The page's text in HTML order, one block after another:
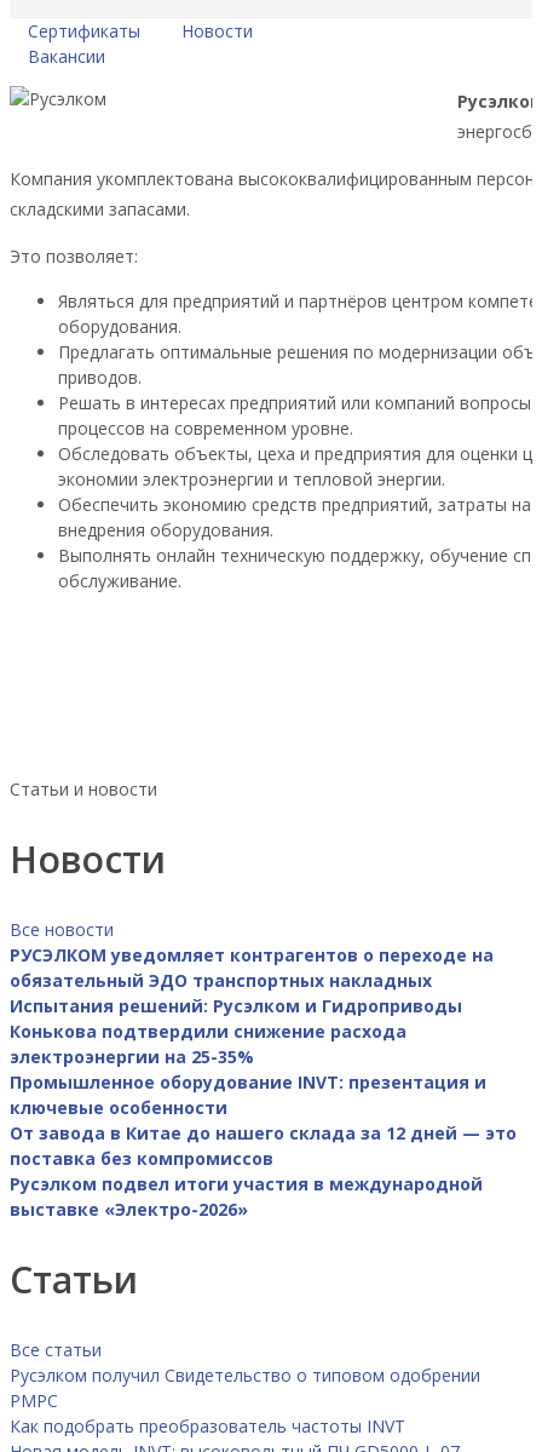
Сертификаты
Новости
Вакансии
Компания укомплектована высококвалифицированным
складскими запасами.
Это позволяет:
Являться для предприятий и партнёров центром
оборудования.
Предлагать оптимальные решения по модернизации
приводов.
Решать в интересах предприятий или компаний вопросы
процессов на современном уровне.
Обследовать объекты, цеха и предприятия для оценки
экономии электроэнергии и тепловой энергии.
Обеспечить экономию средств предприятий, затраты
внедрения оборудования.
Выполнять онлайн техническую поддержку, обучение
обслуживание.
Статьи и новости
Новости
Все новости
РУСЭЛКОМ уведомляет контрагентов о переходе на
обязательный ЭДО транспортных накладных
Испытания решений: Русэлком и Гидроприводы
Конькова подтвердили снижение расхода
электроэнергии на 25-35%
Промышленное оборудование INVT: презентация и
ключевые особенности
От завода в Китае до нашего склада за 12 дней — это
поставка без компромиссов
Русэлком подвел итоги участия в международной
выставке «Электро-2026»
Статьи
Все статьи
Русэлком получил Свидетельство о типовом одобрении
РМРС
Как подобрать преобразователь частоты INVT